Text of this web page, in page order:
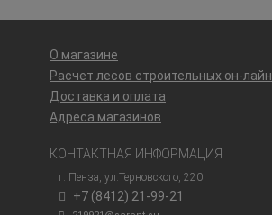
О магазине
Расчет лесов строительных он-лайн
Доставка и оплата
Адреса магазинов
КОНТАКТНАЯ ИНФОРМАЦИЯ
г. Пенза, ул.Терновского, 220
+7 (8412) 21-99-21